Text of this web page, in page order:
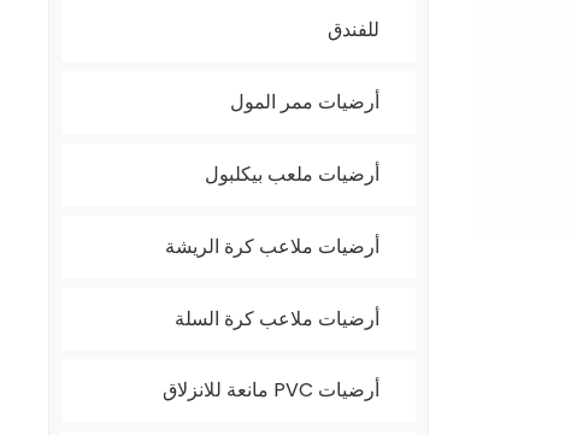
للفندق
أرضيات ممر المول
أرضيات ملعب بيكلبول
أرضيات ملاعب كرة الريشة
أرضيات ملاعب كرة السلة
أرضيات PVC مانعة للانزلاق